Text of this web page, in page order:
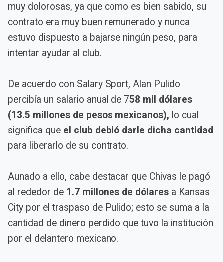
muy dolorosas, ya que como es bien sabido, su
contrato era muy buen remunerado y nunca
estuvo dispuesto a bajarse ningún peso, para
intentar ayudar al club.
De acuerdo con Salary Sport, Alan Pulido
percibía un salario anual de 758 mil dólares
(13.5 millones de pesos mexicanos), lo cual
significa que el club debió darle dicha cantidad
para liberarlo de su contrato.
Aunado a ello, cabe destacar que Chivas le pagó
al rededor de 1.7 millones de dólares a Kansas
City por el traspaso de Pulido; esto se suma a la
cantidad de dinero perdido que tuvo la institución
por el delantero mexicano.